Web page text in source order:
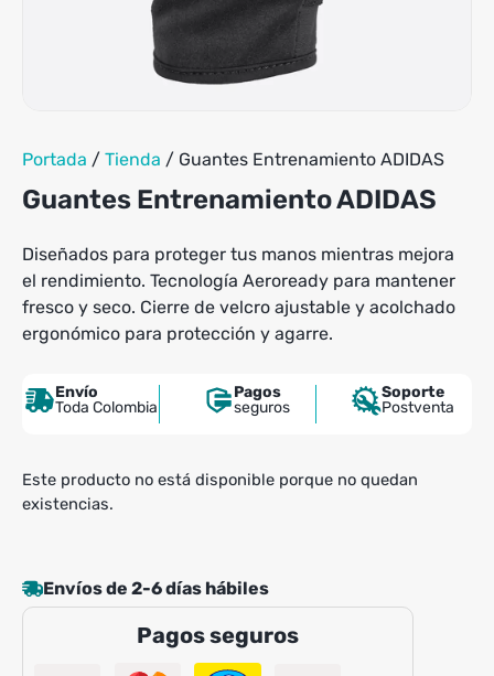
tiene
Las
elegir
en
de
producto
Portada / Tienda / Guantes Entrenamiento ADIDAS
Guantes Entrenamiento ADIDAS
Diseñados para proteger tus manos mientras mejora
el rendimiento. Tecnología Aeroready para mantener
fresco y seco. Cierre de velcro ajustable y acolchado
ergonómico para protección y agarre.
Envío
Toda Colombia
Pagos
seguros
Soporte
Postventa
Este producto no está disponible porque no quedan
existencias.
Envíos de 2-6 días hábiles
Pagos seguros